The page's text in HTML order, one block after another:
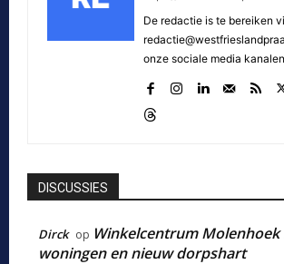
De redactie is te bereiken
onze sociale media
DISCUSSIES
Dirck op Winkelcentrum Molenhoek
woningen en nieuw dorpshart